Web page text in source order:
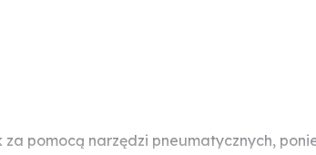
pomocą narzędzi pneumatycznych,